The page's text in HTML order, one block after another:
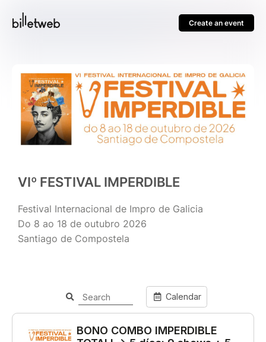
Create an event
VIº FESTIVAL IMPERDIBLE
Festival Internacional de Impro de Galicia
Do 8 ao 18 de outubro 2026
Santiago de Compostela